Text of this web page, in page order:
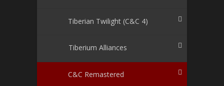
Tiberian Twilight (C&C 4)
Tiberium Alliances
C&C Remastered